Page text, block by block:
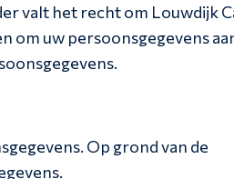
valt het recht om Louwdijk
om uw persoonsgegevens
Op grond van de